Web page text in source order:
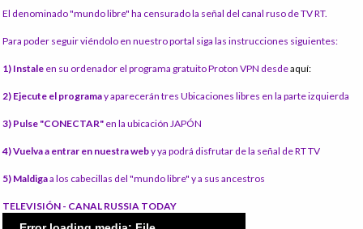
El denominado "mundo libre" ha censurado la señal del canal ruso de TV RT.
Para poder seguir viéndolo en nuestro portal siga las instrucciones siguientes:
1) Instale en su ordenador el programa gratuito Proton VPN desdeaquí:
2) Ejecute el programay aparecerán tres Ubicaciones libres en la parte izquierda
3) Pulse "CONECTAR" en la ubicación JAPÓN
4) Vuelva a entrar en nuestra weby ya podrá disfrutar de la señal de RT TV
5) Maldigaa los cabecillas del "mundo libre" y a sus ancestros
TELEVISIÓN - CANAL RUSSIA TODAY